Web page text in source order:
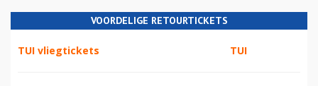
VOORDELIGE RETOURTICKETS
TUI vliegtickets TUI